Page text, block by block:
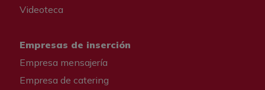
Videoteca
Empresas de inserción
Empresa mensajería
Empresa de catering